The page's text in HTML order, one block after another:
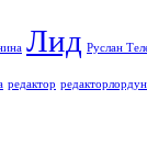
Лид Руслан
редактор